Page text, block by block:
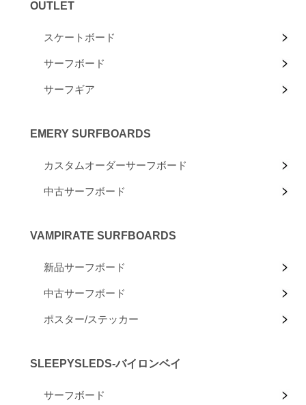
OUTLET
スケートボード
サーフボード
サーフギア
EMERY SURFBOARDS
カスタムオーダーサーフボード
中古サーフボード
VAMPIRATE SURFBOARDS
新品サーフボード
中古サーフボード
ポスター/ステッカー
SLEEPYSLEDS-バイロンベイ
サーフボード